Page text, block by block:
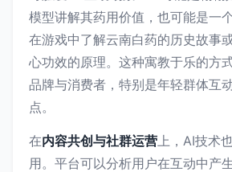
模型讲解其药用价值，也可能是一
在游戏中了解云南白药的历史故事
心功效的原理。这种寓教于乐的方
品牌与消费者，特别是年轻群体互
点。
在内容共创与社群运营 上，AI技术
用。平台可以分析用户在互动中产